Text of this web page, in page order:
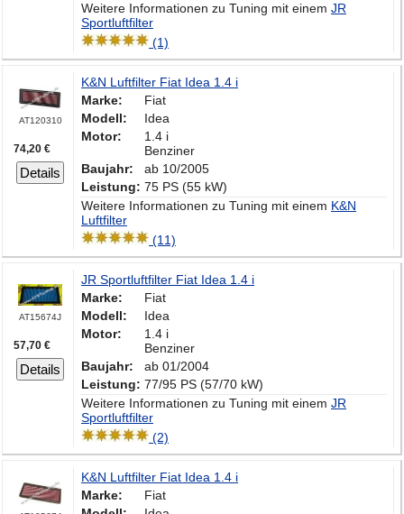
Weitere Informationen zu Tuning mit einem JR
Sportluftfilter
(1)
AT120310
74,20 €
Details
K&N Luftfilter Fiat Idea 1.4 i
Marke:
Fiat
Modell:
Idea
Motor:
1.4 i
Benziner
Baujahr:
ab 10/2005
Leistung: 75 PS (55 kW)
Weitere Informationen zu Tuning mit einem K&N
Luftfilter
(11)
AT15674J
57,70 €
Details
JR Sportluftfilter Fiat Idea 1.4 i
Marke:
Fiat
Modell:
Idea
Motor:
1.4 i
Benziner
Baujahr:
ab 01/2004
Leistung: 77/95 PS (57/70 kW)
Weitere Informationen zu Tuning mit einem JR
Sportluftfilter
(2)
K&N Luftfilter Fiat Idea 1.4 i
Marke:
Fiat